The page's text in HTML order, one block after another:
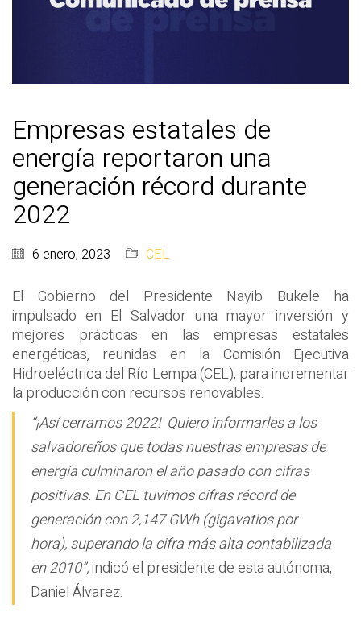
Empresas estatales de
energía reportaron una
generación récord durante
2022
6 enero, 2023 CEL
El Gobierno del Presidente Nayib Bukele ha
impulsado en El Salvador una mayor inversión y
mejores prácticas en las empresas estatales
energéticas, reunidas en la Comisión Ejecutiva
Hidroeléctrica del Río Lempa (CEL), para incrementar
la producción con recursos renovables.
“¡Así cerramos 2022! Quiero informarles a los
salvadoreños que todas nuestras empresas de
energía culminaron el año pasado con cifras
positivas. En CEL tuvimos cifras récord de
generación con 2,147 GWh (gigavatios por
hora), superando la cifra más alta contabilizada
en 2010”,indicó el presidente de esta autónoma,
Daniel Álvarez.